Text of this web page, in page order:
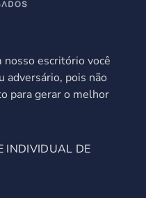
nosso escritório você
adversário, pois não
para gerar o melhor
INDIVIDUAL DE